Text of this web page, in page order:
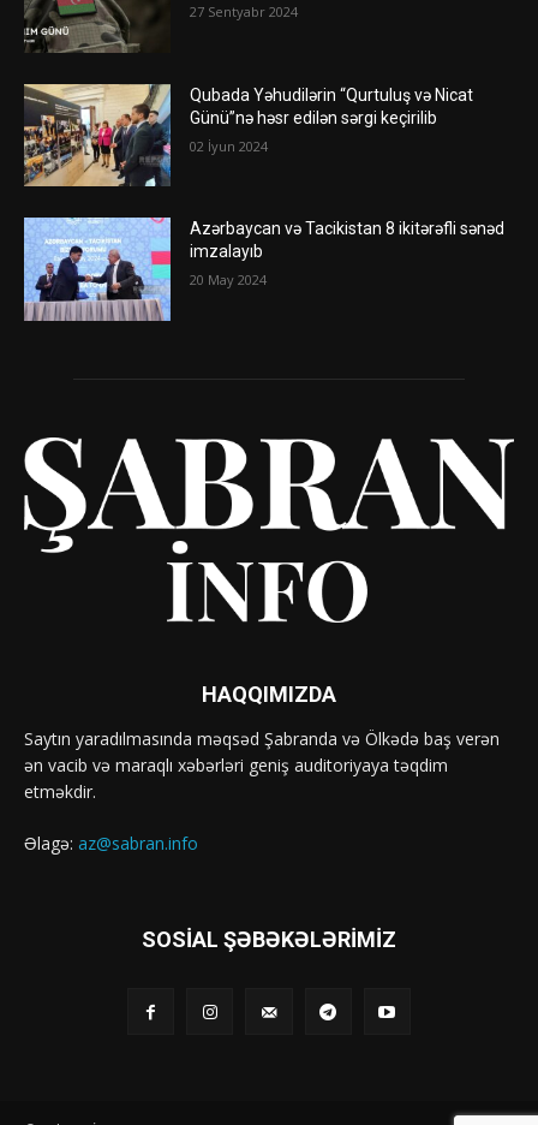
27 Sentyabr 2024
Qubada Yəhudilərin “Qurtuluş və Nicat
Günü”nə həsr edilən sərgi keçirilib
02 İyun 2024
Azərbaycan və Tacikistan 8 ikitərəfli sənəd
imzalayıb
20 May 2024
HAQQIMIZDA
Saytın yaradılmasında məqsəd Şabranda və Ölkədə baş verən
ən vacib və maraqlı xəbərləri geniş auditoriyaya təqdim
etməkdir.
Əlagə: az@sabran.info
SOSIAL ŞƏBƏKƏLƏRIMIZ